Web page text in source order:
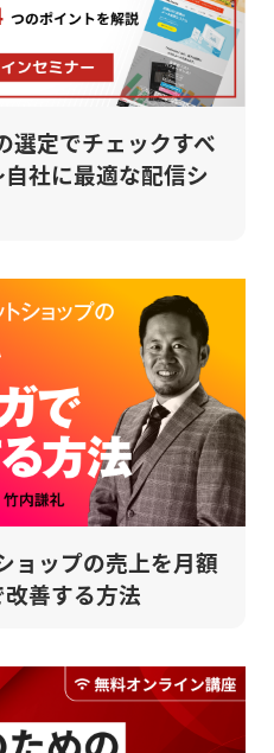
選定でチェックすべ
社に最適な配信シ
ョップの売上を月額
善する方法